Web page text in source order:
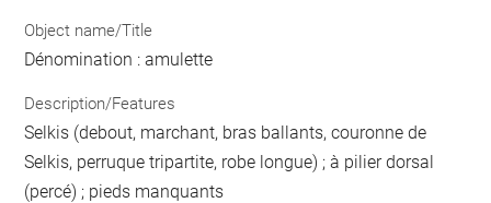
Object name/Title
Dénomination : amulette
Description/Features
Selkis (debout, marchant, bras ballants, couronne de
Selkis, perruque tripartite, robe longue) ; à pilier dorsal
(percé) ; pieds manquants